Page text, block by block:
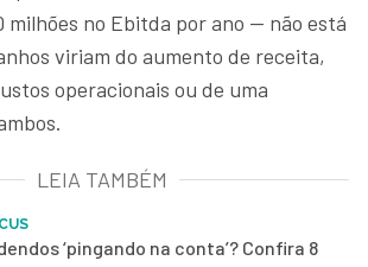
milhões no Ebitda por ano — não está
viriam do aumento de receita,
operacionais ou de uma
LEIA TAMBÉM
‘pingando na conta’? Confira 8